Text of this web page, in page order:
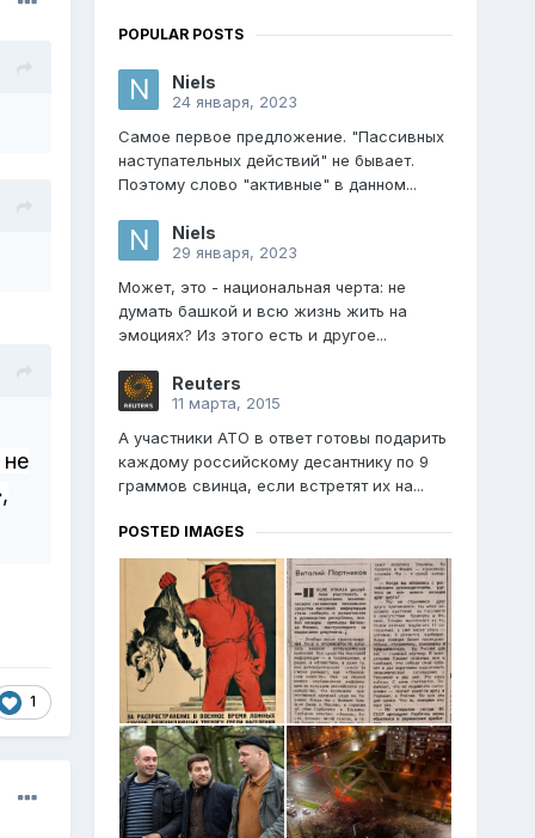
не
1
POPULAR POSTS
Niels
24 января, 2023
Самое первое предложение. "Пассивных
наступательных действий" не бывает.
Поэтому слово "активные" в данном...
Niels
29 января, 2023
Может, это - национальная черта: не
думать башкой и всю жизнь жить на
эмоциях? Из этого есть и другое...
Reuters
11 марта, 2015
А участники АТО в ответ готовы подарить
каждому российскому десантнику по 9
граммов свинца, если встретят их на...
POSTED IMAGES